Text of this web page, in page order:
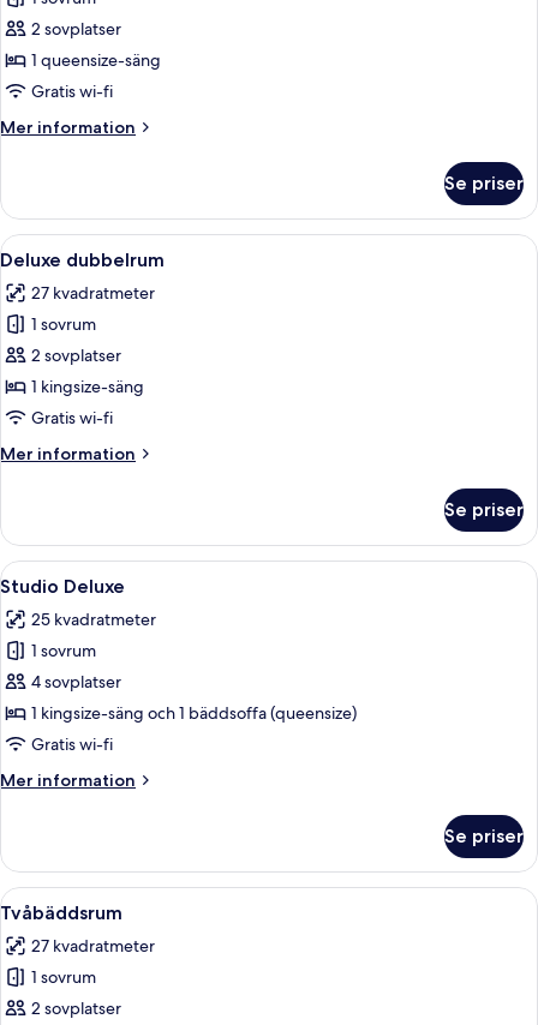
Dubbelrum
2 sovplatser
1 queensize-säng
Gratis wi-fi
Mer information
Mer
Se priser
Öppna
alla
foton
för
Deluxe
dubbelrum
Ett hotellrum med en säng, en stol,
12
Deluxe dubbelrum
27 kvadratmeter
1 sovrum
2 sovplatser
1 kingsize-säng
Gratis wi-fi
Mer information
Mer
dubbelrum
Se priser
Öppna
alla
foton
för
Studio
Deluxe
Ett hotellrum med en säng, ett
8
Studio Deluxe
25 kvadratmeter
1 sovrum
4 sovplatser
1 kingsize-säng och 1 bäddsoffa (queensize)
Gratis wi-fi
Mer information
Mer
Deluxe
Se priser
Öppna
alla
foton
för
Tvåbäddsrum
Ett hotellrum med en säng,
6
Tvåbäddsrum
27 kvadratmeter
1 sovrum
2 sovplatser